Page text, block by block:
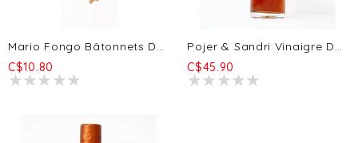
Mario Fongo Bâtonnets De Rubata - Romarin 200g
C$10.80
Pojer & Sandri Vinaigre De Sorbier 250ml
C$45.90